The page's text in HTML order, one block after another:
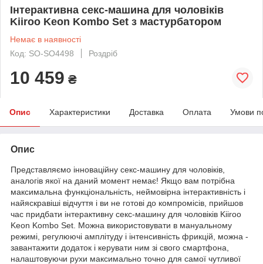
Інтерактивна секс-машина для чоловіків
Kiiroo Keon Kombo Set з мастурбатором
Немає в наявності
Код: SO-SO4498
Роздріб
10 459 ₴
Опис Характеристики Доставка Оплата Умови
Опис
Представляємо інноваційну секс-машину для чоловіків,
аналогів якої на даний момент немає! Якщо вам потрібна
максимальна функціональність, неймовірна інтерактивність і
найяскравіші відчуття і ви не готові до компромісів, прийшов
час придбати інтерактивну секс-машину для чоловіків Kiiroo
Keon Kombo Set. Можна використовувати в мануальному
режимі, регулюючі амплітуду і інтенсивність фрикцій, можна -
завантажити додаток і керувати ним зі свого смартфона,
налаштовуючи рухи максимально точно для самої чутливої